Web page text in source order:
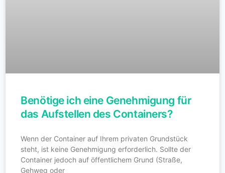
Benötige ich eine Genehmigung für
das Aufstellen des Containers?
Wenn der Container auf Ihrem privaten Grundstück
steht, ist keine Genehmigung erforderlich. Sollte der
Container jedoch auf öffentlichem Grund (Straße,
Gehweg oder